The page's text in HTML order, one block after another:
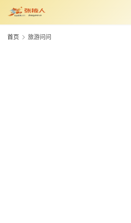
首页 旅游问问